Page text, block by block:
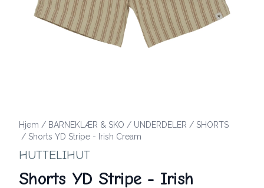
Hjem / BARNEKLÆR & SKO / UNDERDELER / SHORTS
/ Shorts YD Stripe - Irish Cream
HUTTELIHUT
Shorts YD Stripe - Irish